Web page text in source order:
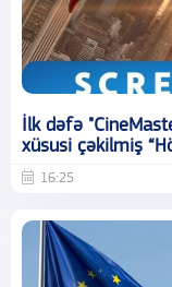
İlk dəfə
xüsusi çəkilmiş
16:25